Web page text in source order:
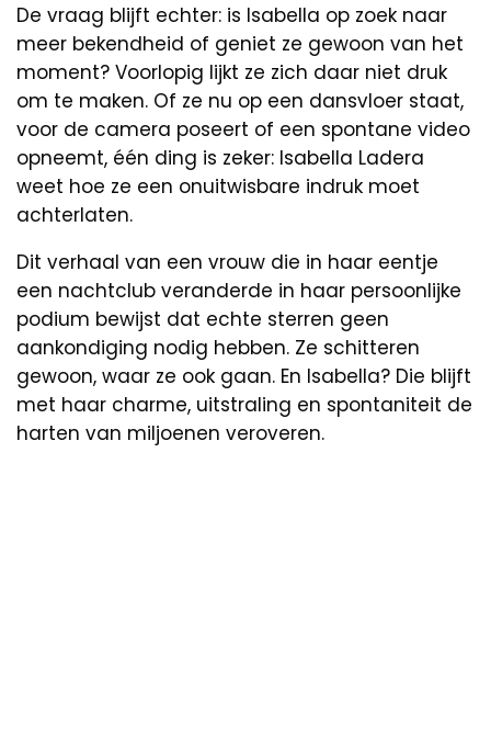
De vraag blijft echter: is Isabella op zoek naar
meer bekendheid of geniet ze gewoon van het
moment? Voorlopig lijkt ze zich daar niet druk
om te maken. Of ze nu op een dansvloer staat,
voor de camera poseert of een spontane video
opneemt, één ding is zeker: Isabella Ladera
weet hoe ze een onuitwisbare indruk moet
achterlaten.
Dit verhaal van een vrouw die in haar eentje
een nachtclub veranderde in haar persoonlijke
podium bewijst dat echte sterren geen
aankondiging nodig hebben. Ze schitteren
gewoon, waar ze ook gaan. En Isabella? Die blijft
met haar charme, uitstraling en spontaniteit de
harten van miljoenen veroveren.